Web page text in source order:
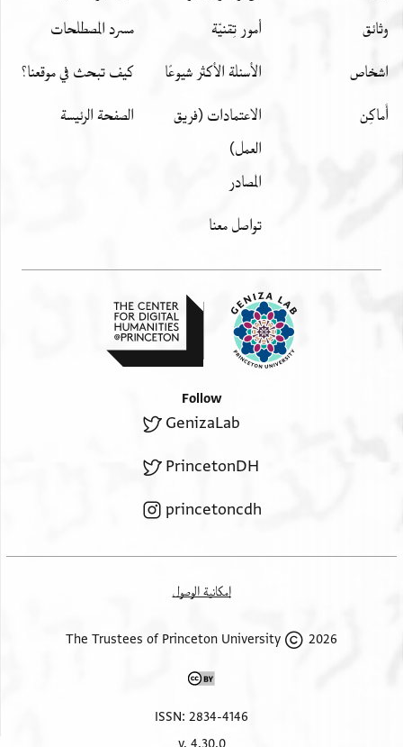
وثائق
اشخاص
أَماكِن
أمور تِقنيّة
الأسئلة الأكثر شيوعًا
الاعتمادات (فريق
العمل)
المصادر
تواصل معنا
مسرد المصطلحات
كيف تبحث في موقعنا؟
الصفحة الرئيسة
Follow
GenizaLab
PrincetonDH
princetoncdh
إمكانية الوصول
2026 The Trustees of Princeton University
ISSN: 2834-4146